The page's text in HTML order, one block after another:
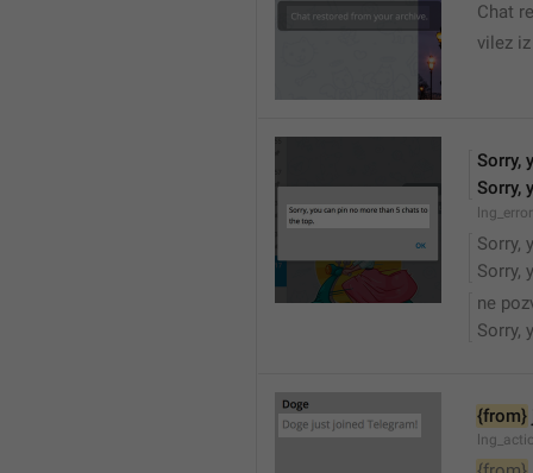
Chat
vilez
Sorry,
Sorry,
Sorry,
Sorry,
ne
Sorry,
{from}